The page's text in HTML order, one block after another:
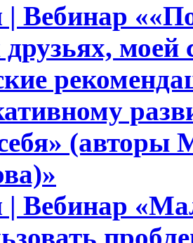
| Вебинар
моей
(авторы
| Вебинар